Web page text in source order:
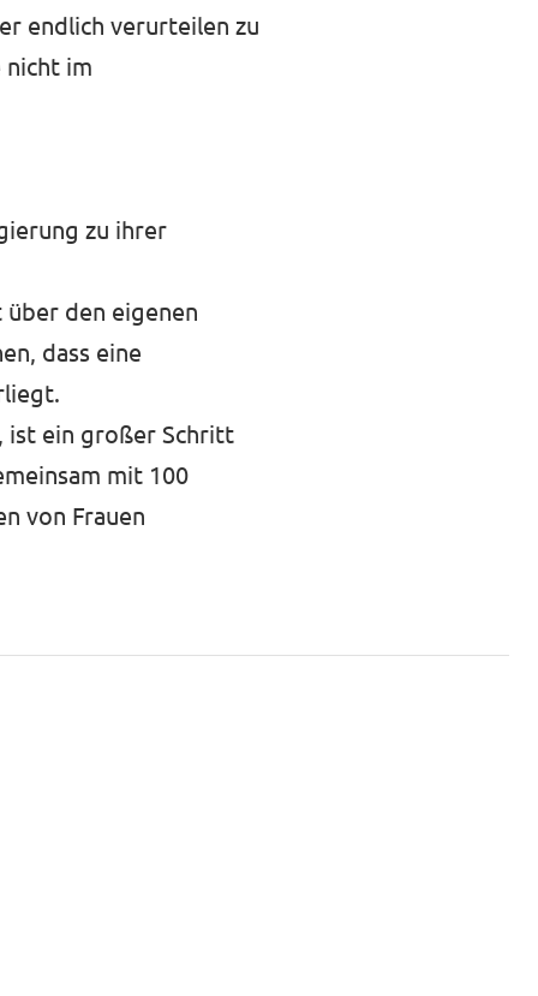
endlich verurteilen zu
nicht im
zu ihrer
über den eigenen
dass eine
ist ein großer Schritt
mit 100
von Frauen